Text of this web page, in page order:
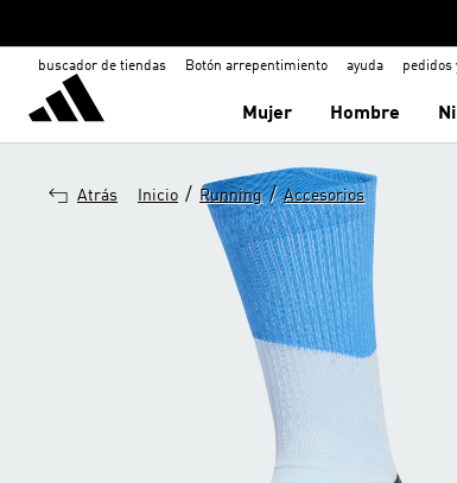
buscador de tiendas Botón arrepentimiento ayuda pedidos
Mujer Hombre
Atrás Inicio / Running / Accesorios